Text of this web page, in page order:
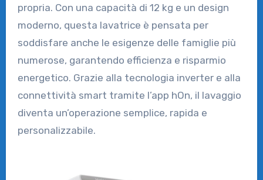
propria. Con una capacità di 12 kg e un design
moderno, questa lavatrice è pensata per
soddisfare anche le esigenze delle famiglie più
numerose, garantendo efficienza e risparmio
energetico. Grazie alla tecnologia inverter e alla
connettività smart tramite l’app hOn, il lavaggio
diventa un’operazione semplice, rapida e
personalizzabile.